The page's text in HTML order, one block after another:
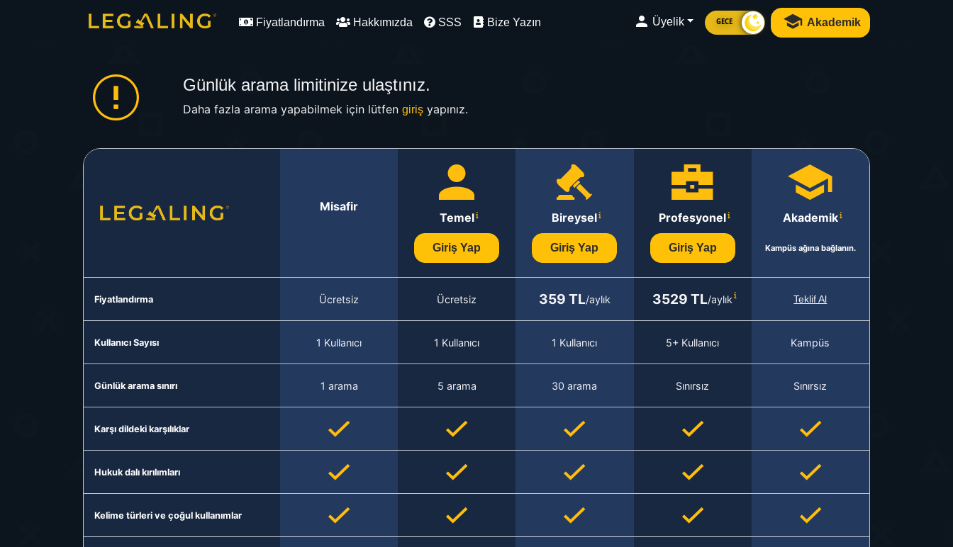
Fiyatlandırma Hakkımızda SSS Bize Yazın Üyelik GECE Akademik
Günlük arama limitinize ulaştınız.
Daha fazla arama yapabilmek için lütfen girişyapınız.
Misafir
Temel
Giriş Yap
Bireysel
Giriş Yap
Profesyonel
Giriş Yap
Akademik
Kampüs ağına bağlanın.
Fiyatlandırma Ücretsiz Ücretsiz 359 TL/aylık 3529 TL/aylık Teklif Al
Kullanıcı Sayısı 1 Kullanıcı 1 Kullanıcı 1 Kullanıcı 5+ Kullanıcı Kampüs
Günlük arama sınırı 1 arama 5 arama 30 arama Sınırsız Sınırsız
Karşı dildeki karşılıklar
Hukuk dalı kırılımları
Kelime türleri ve çoğul kullanımlar